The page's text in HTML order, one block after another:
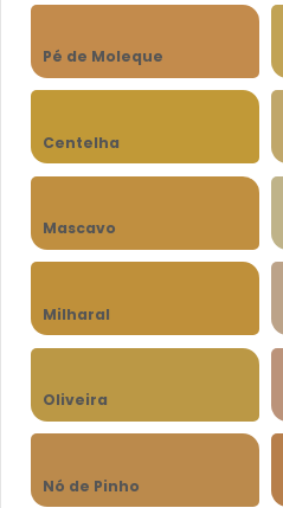
Pé de Moleque
Centelha
Mascavo
Milharal
Oliveira
Nó de Pinho